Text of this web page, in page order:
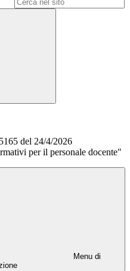
del 24/4/2026
per il personale docente"
Menu di